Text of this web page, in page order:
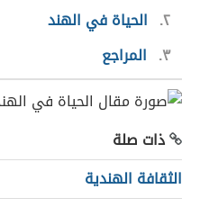
٢ الحياة في الهند
٣
المراجع
ذات صلة
الثقافة الهندية